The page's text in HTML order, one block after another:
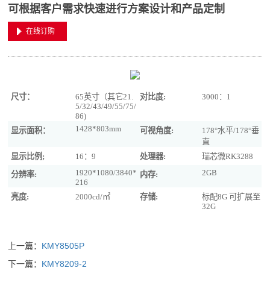
可根据客户需求快速进行方案设计和产品定制
在线订购
尺寸：
65英寸（其它21.
5/32/43/49/55/75/
86)
对比度: 3000：1
显示面积： 1428*803mm 可视角度:
178°水平/178°垂
直
显示比例;
16：9 处理器:
瑞芯微RK3288
分辨率:
1920*1080/3840*
216
内存: 2GB
亮度: 2000cd/㎡ 存储:
标配8G 可扩展至
32G
上一篇： KMY8505P
下一篇： KMY8209-2